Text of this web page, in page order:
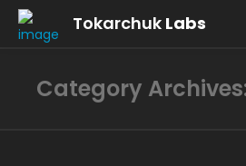
Tokarchuk Labs
Category